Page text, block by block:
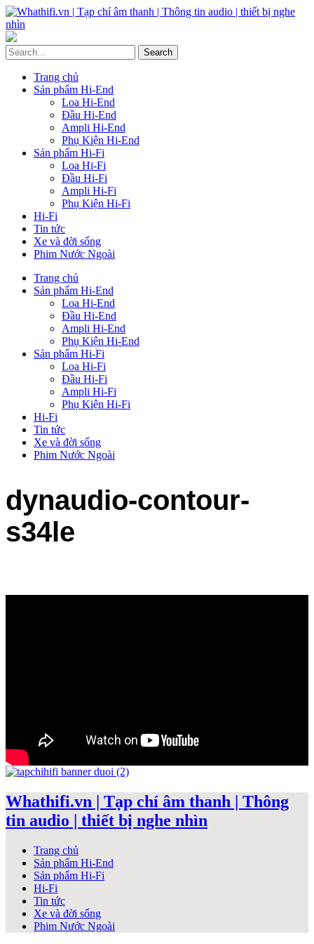
Trang chủ
Sản phẩm Hi-End
Loa Hi-End
Đầu Hi-End
Ampli Hi-End
Phụ Kiện Hi-End
Sản phẩm Hi-Fi
Loa Hi-Fi
Đầu Hi-Fi
Ampli Hi-Fi
Phụ Kiện Hi-Fi
Hi-Fi
Tin tức
Xe và đời sống
Phim Nước Ngoài
Trang chủ
Sản phẩm Hi-End
Loa Hi-End
Đầu Hi-End
Ampli Hi-End
Phụ Kiện Hi-End
Sản phẩm Hi-Fi
Loa Hi-Fi
Đầu Hi-Fi
Ampli Hi-Fi
Phụ Kiện Hi-Fi
Hi-Fi
Tin tức
Xe và đời sống
Phim Nước Ngoài
dynaudio-contour-
s34le
Whathifi.vn | Tạp chí âm thanh | Thông
tin audio | thiết bị nghe nhìn
Trang chủ
Sản phẩm Hi-End
Sản phẩm Hi-Fi
Hi-Fi
Tin tức
Xe và đời sống
Phim Nước Ngoài